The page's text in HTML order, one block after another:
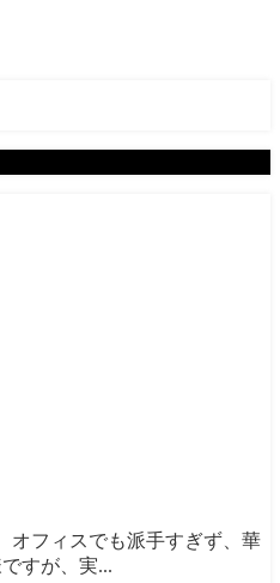
フィスでも派手すぎず、華
すが、実...